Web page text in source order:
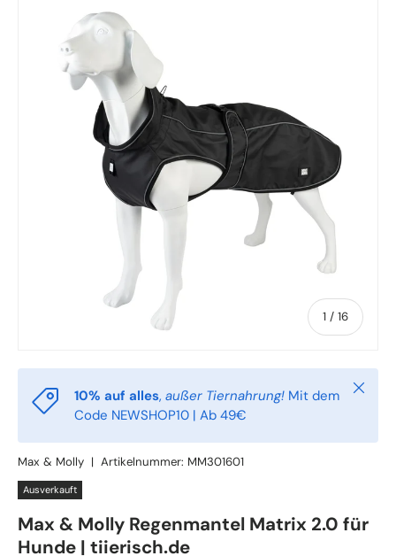
Zu Produktinformationen springen
1 / von
16
10% auf alles, außer Tiernahrung! Mit dem
Code NEWSHOP10 | Ab 49€
Max & Molly | Artikelnummer: MM301601
Ausverkauft
Max & Molly Regenmantel Matrix 2.0 für
Hunde | tiierisch.de